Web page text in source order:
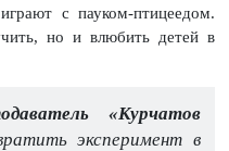
с пауком-птицеедом.
но и влюбить детей в
«Курчатов
эксперимент в